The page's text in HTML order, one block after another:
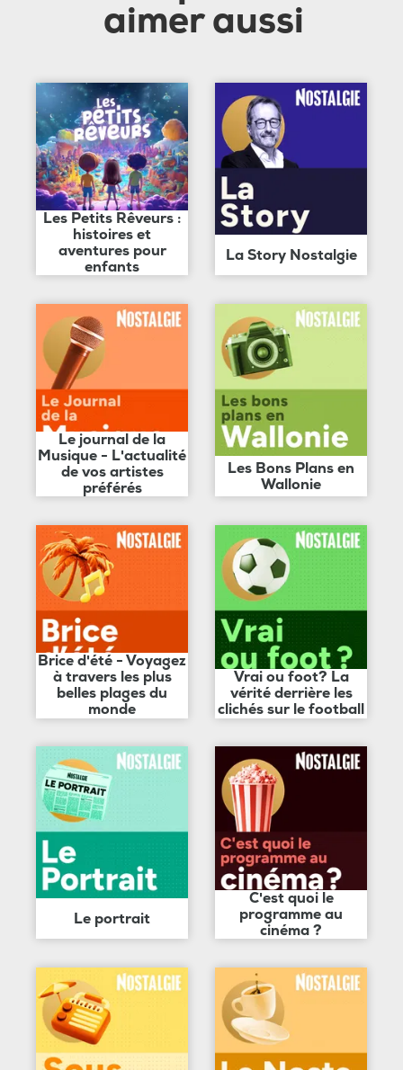
aimer aussi
Les Petits Rêveurs :
histoires et
aventures pour
enfants
La Story Nostalgie
Le journal de la
Musique - L'actualité
de vos artistes
préférés
Les Bons Plans en
Wallonie
Brice d'été - Voyagez
à travers les plus
belles plages du
monde
Vrai ou foot? La
vérité derrière les
clichés sur le football
Le portrait
C'est quoi le
programme au
cinéma ?